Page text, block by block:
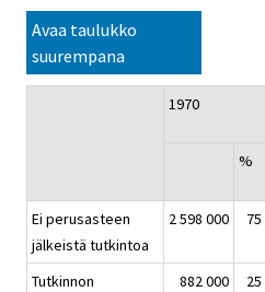
Avaa taulukko
suurempana
1970
%
Ei perusasteen
jälkeistä tutkintoa
2 598 000 75
Tutkinnon
882 000 25